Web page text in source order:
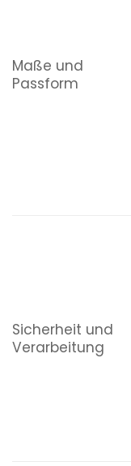
Maße und
Passform
Sicherheit und
Verarbeitung